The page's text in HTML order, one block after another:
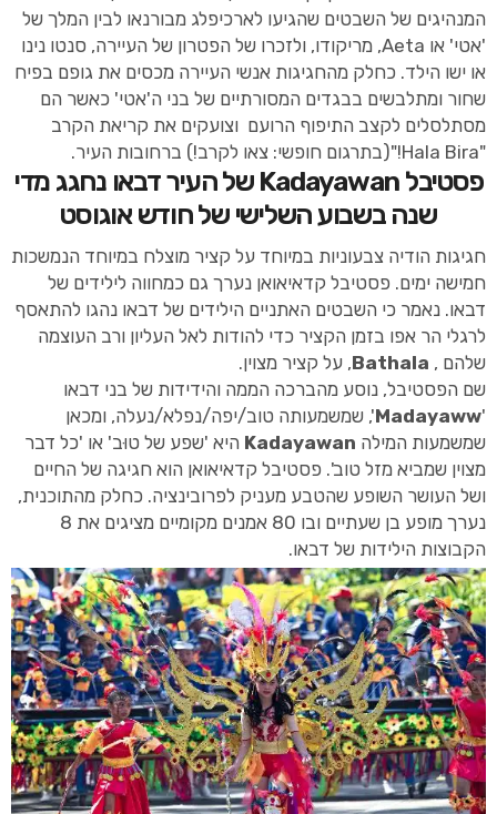
המנהיגים של השבטים שהגיעו לארכיפלג מבורנאו לבין המלך של
'אטי' או Aeta, מריקודו, ולזכרו של הפטרון של העיירה, סנטו נינו
או ישו הילד. כחלק מהחגיגות אנשי העיירה מכסים את גופם בפיח
שחור ומתלבשים בבגדים המסורתיים של בני ה'אטי' כאשר הם
מסתלסלים לקצב התיפוף הרועם וצועקים את קריאת הקרב
"Hala Bira!"(בתרגום חופשי: צאו לקרב!) ברחובות העיר.
פסטיבל Kadayawan של העיר דבאו נחגג מדי
שנה בשבוע השלישי של חודש אוגוסט
חגיגות הודיה צבעוניות במיוחד על קציר מוצלח במיוחד הנמשכות
חמישה ימים. פסטיבל קדאיאואן נערך גם כמחווה לילידים של
דבאו. נאמר כי השבטים האתניים הילידים של דבאו נהגו להתאסף
לרגלי הר אפו בזמן הקציר כדי להודות לאל העליון ורב העוצמה
שלהם , Bathala, על קציר מצוין.
שם הפסטיבל, נוסע מהברכה הממה והידידות של בני דבאו
'
Madayaww', שמשמעותה טוב/יפה/נפלא/נעלה, ומכאן
שמשמעות המילה Kadayawan היא 'שפע של טוּב' או 'כל דבר
מצוין שמביא מזל טוב'. פסטיבל קדאיאואן הוא חגיגה של החיים
ושל העושר השופע שהטבע מעניק לפרובינציה. כחלק מהתוכנית,
נערך מופע בן שעתיים ובו 80 אמנים מקומיים מציגים את 8
הקבוצות הילידות של דבאו.